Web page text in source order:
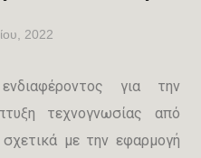
2022
για την
τεχνογνωσίας από
σχετικά με την εφαρμογή